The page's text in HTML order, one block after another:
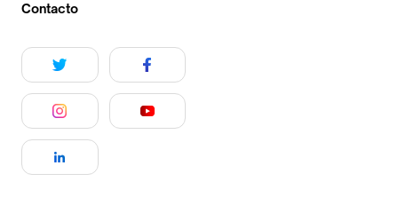
Contacto